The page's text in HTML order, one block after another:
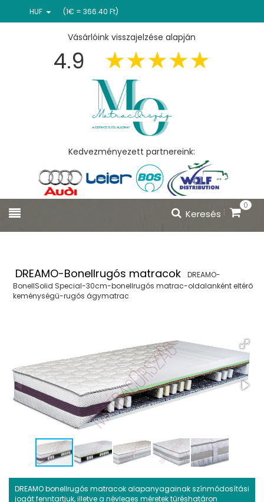
HUF (1€ = 366.40 Ft)
Vásárlóink visszajelzése alapján
4.9
Kedvezményezett partnereink:
0
Keresés
DREAMO-Bonellrugós matracok
DREAMO-
BonellSolid Special-30cm-bonellrugós matrac-oldalanként eltérő
keménységű-rugós ágymatrac
DREAMO bonellrugós matracok alapanyagainak színmódosítási
jogát fenntartjuk, illetve a névleges méretek tűréshatáron